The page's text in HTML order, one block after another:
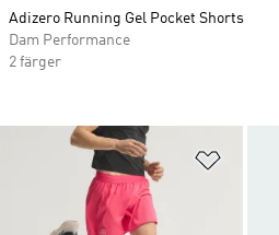
Lägg
Adizero Running Gel Pocket Shorts
Dam Performance
2 färger